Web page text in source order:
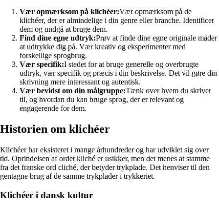
Vær opmærksom på klichéer:Vær opmærksom på de
klichéer, der er almindelige i din genre eller branche. Identificer
dem og undgå at bruge dem.
Find dine egne udtryk:Prøv at finde dine egne originale måder
at udtrykke dig på. Vær kreativ og eksperimenter med
forskellige sprogbrug.
Vær specifik:I stedet for at bruge generelle og overbrugte
udtryk, vær specifik og præcis i din beskrivelse. Det vil gøre din
skrivning mere interessant og autentisk.
Vær bevidst om din målgruppe:Tænk over hvem du skriver
til, og hvordan du kan bruge sprog, der er relevant og
engagerende for dem.
Historien om klichéer
Klichéer har eksisteret i mange århundreder og har udviklet sig over
tid. Oprindelsen af ordet kliché er usikker, men det menes at stamme
fra det franske ord cliché, der betyder trykplade. Det henviser til den
gentagne brug af de samme trykplader i trykkeriet.
Klichéer i dansk kultur